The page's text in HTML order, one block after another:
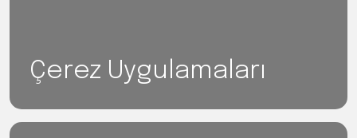
Çerez Uygulamaları